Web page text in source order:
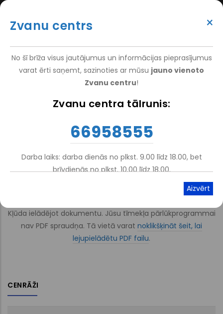
Pārlekt
galveno
MENU
VAKANCES
DARBINIEKIEM
Atpakaļceļš
Vaivaru Ortozēšanas Un Protezēšanas Centrs
Ortozēšanas un protezēšanas
centra cenrādis
Kļūda ielādējot dokumentu. Jūsu tīmekļa pārlūkprogrammai
nav PDF spraudņa. Tā vietā varat noklikšķināt šeit, lai
lejupielādētu PDF failu.
×
Zvanu centrs
No šī brīža visus jautājumus un informācijas pieprasījumus
varat ērti saņemt, sazinoties ar mūsu jauno vienoto
Zvanu centru!
Zvanu centra tālrunis:
66958555
Darba laiks: darba dienās no plkst. 9.00 līdz 18.00, bet
brīvdienās no plkst. 10.00 līdz 18.00.
CENRĀŽI